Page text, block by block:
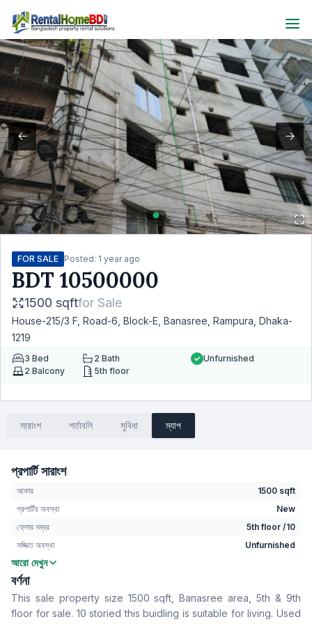
FOR SALE Posted: 1 year ago
BDT 10500000
1500 sqftfor Sale
House-215/3 F, Road-6, Block-E, Banasree, Rampura, Dhaka-
1219
3 Bed 2 Bath
2 Balcony 5th floor
Unfurnished
সারাংশ শর্তাবলি সুবিধা ম্যাপ
প্রপার্টি সারাংশ
আকার
1500 sqft
প্রপার্টির অবস্থা
New
ফ্লোর নম্বর
5th floor /10
সজ্জিত অবস্থা
Unfurnished
বেডরুম
বাথরুম
বসার রুম
No
Drawing Room
Yes
আরো দেখুন
বর্ণনা
This sale property size 1500 sqft, Banasree area, 5th & 9th
floor for sale. 10 storied this buidling is suitable for living. Used